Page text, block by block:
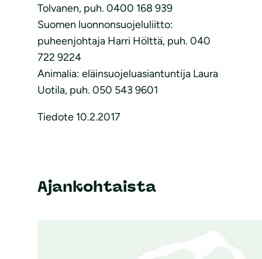
Tolvanen, puh. 0400 168 939
Suomen luonnonsuojeluliitto:
puheenjohtaja Harri Hölttä, puh. 040
722 9224
Animalia: eläinsuojeluasiantuntija Laura
Uotila, puh. 050 543 9601
Tiedote 10.2.2017
Ajankohtaista